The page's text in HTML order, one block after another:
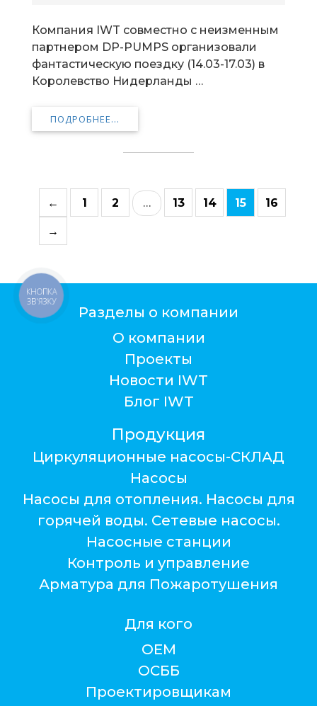
Компания IWT совместно с неизменным
партнером DP-PUMPS организовали
фантастическую поездку (14.03-17.03) в
Королевство Нидерланды …
ПОДРОБНЕЕ...
← 1 2 … 13 14 15 16
→
Разделы о компании
О компании
Проекты
Новости IWT
Блог IWT
Продукция
Циркуляционные насосы-СКЛАД
Насосы
Насосы для отопления. Насосы для
горячей воды. Сетевые насосы.
Насосные станции
Контроль и управление
Арматура для Пожаротушения
Для кого
ОЕМ
ОСББ
Проектировщикам
КНОПКА
ЗВ'ЯЗКУ